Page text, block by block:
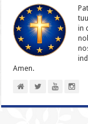
in
Amen.